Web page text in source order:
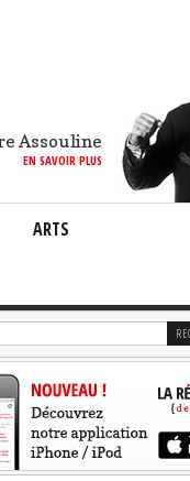
Assouline
EN SAVOIR PLUS
ARTS